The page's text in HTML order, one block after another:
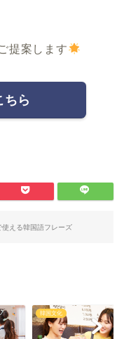
提案します
ちら
使える韓国語フレーズ
韓国文化